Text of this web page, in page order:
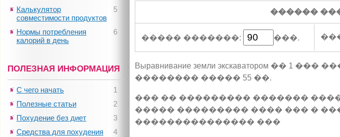
������
����� �������: ���.
Выравнивание земли экскаватором �� 1
�������� ����� 55 ��.
��� �� ��������� �������
����� ��������� ���� ��� �
��������������� ���
5
Калькулятор
совместимости продуктов
6
Нормы потребления
калорий в день
ПОЛЕЗНАЯ ИНФОРМАЦИЯ
1
С чего начать
2
Полезные статьи
3
Похудение без диет
4
Средства для похудения